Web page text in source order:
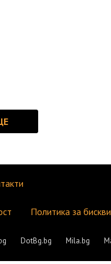
Политика за
DotBg.bg Mila.bg